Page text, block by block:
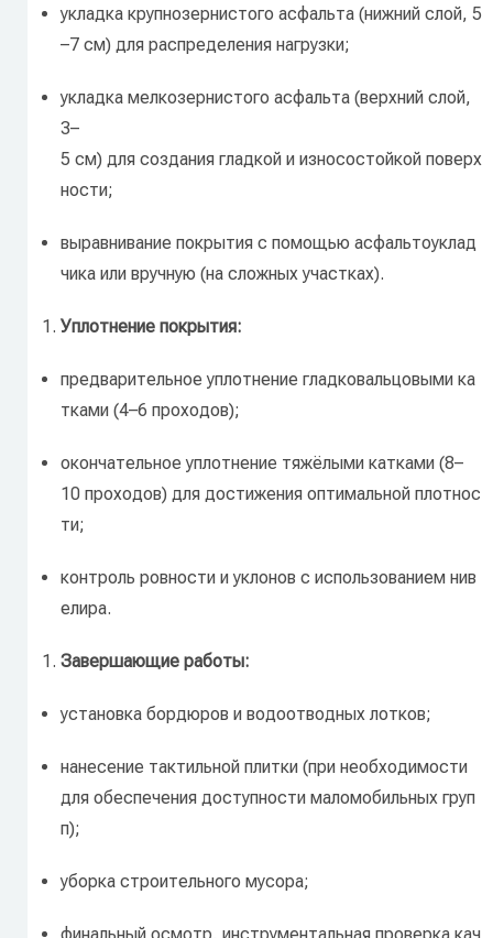
укладка крупнозернистого асфальта (нижний слой, 5
–7 см) для распределения нагрузки;
укладка мелкозернистого асфальта (верхний слой,
3–
5 см) для создания гладкой и износостойкой поверх
ности;
выравнивание покрытия с помощью асфальтоуклад
чика или вручную (на сложныхучастках).
Уплотнение покрытия:
предварительное уплотнение гладковальцовыми ка
тками (4–6 проходов);
окончательное уплотнение тяжёлыми катками (8–
10 проходов) для достижения оптимальной плотнос
ти;
контроль ровности иуклонов с использованием нив
елира.
Завершающие работы:
установка бордюров и водоотводных лотков;
нанесение тактильной плитки (при необходимости
для обеспечения доступности маломобильных груп
п);
уборка строительного мусора;